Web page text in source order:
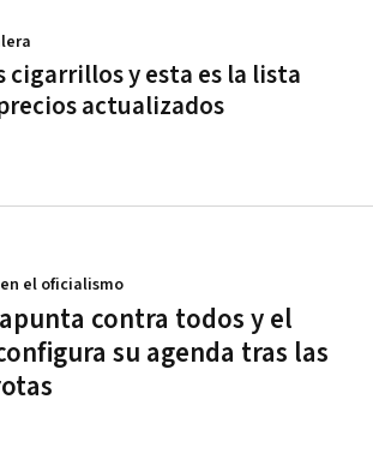
cigarrillos y esta es la lista
actualizados
contra todos y el
su agenda tras las
el oficialismo